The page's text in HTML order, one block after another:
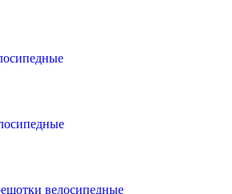
велосипедные